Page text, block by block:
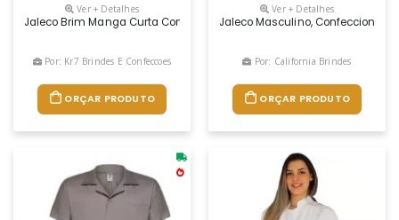
Ver + Detalhes
Jaleco Brim Manga Curta Com 3 Bolsos
Por: Kr7 Brindes E Confeccoes
ORÇAR PRODUTO
Ver + Detalhes
Jaleco Masculino, Confeccionado
Por: California Brindes
ORÇAR PRODUTO